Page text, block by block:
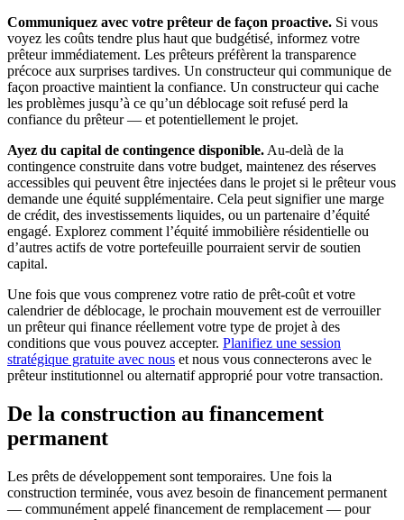
Communiquez avec votre prêteur de façon proactive. Si vous
voyez les coûts tendre plus haut que budgétisé, informez votre
prêteur immédiatement. Les prêteurs préfèrent la transparence
précoce aux surprises tardives. Un constructeur qui communique de
façon proactive maintient la confiance. Un constructeur qui cache
les problèmes jusqu’à ce qu’un déblocage soit refusé perd la
confiance du prêteur — et potentiellement le projet.
Ayez du capital de contingence disponible. Au-delà de la
contingence construite dans votre budget, maintenez des réserves
accessibles qui peuvent être injectées dans le projet si le prêteur vous
demande une équité supplémentaire. Cela peut signifier une marge
de crédit, des investissements liquides, ou un partenaire d’équité
engagé. Explorez comment l’équité immobilière résidentielle ou
d’autres actifs de votre portefeuille pourraient servir de soutien
capital.
Une fois que vous comprenez votre ratio de prêt-coût et votre
calendrier de déblocage, le prochain mouvement est de verrouiller
un prêteur qui finance réellement votre type de projet à des
conditions que vous pouvez accepter. Planifiez une session
stratégique gratuite avec nous et nous vous connecterons avec le
prêteur institutionnel ou alternatif approprié pour votre transaction.
De la construction au financement
permanent
Les prêts de développement sont temporaires. Une fois la
construction terminée, vous avez besoin de financement permanent
— communément appelé financement de remplacement — pour